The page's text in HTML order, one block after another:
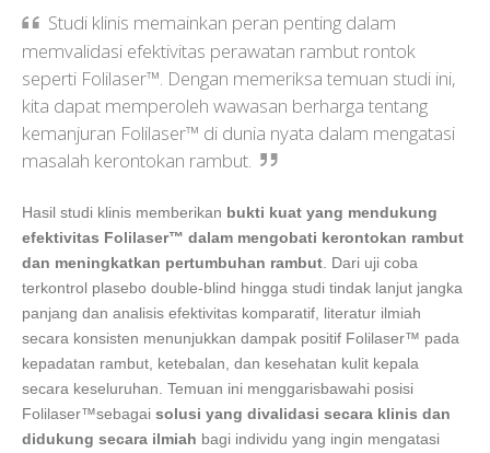
Studi klinis memainkan peran penting dalam
memvalidasi efektivitas perawatan rambut rontok
seperti Folilaser™. Dengan memeriksa temuan studi ini,
kita dapat memperoleh wawasan berharga tentang
kemanjuran Folilaser™ di dunia nyata dalam mengatasi
masalah kerontokan rambut.
Hasil studi klinis memberikan bukti kuat yang mendukung
efektivitas Folilaser™ dalam mengobati kerontokan rambut
dan meningkatkan pertumbuhan rambut . Dari uji coba
terkontrol plasebo double-blind hingga studi tindak lanjut jangka
panjang dan analisis efektivitas komparatif, literatur ilmiah
secara konsisten menunjukkan dampak positif Folilaser™ pada
kepadatan rambut, ketebalan, dan kesehatan kulit kepala
secara keseluruhan. Temuan ini menggarisbawahi posisi
Folilaser™sebagai solusi yang divalidasi secara klinis dan
didukung secara ilmiah bagi individu yang ingin mengatasi